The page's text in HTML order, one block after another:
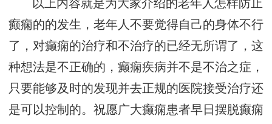
以上内容就是为大家介绍的老年人怎样防止
癫痫的的发生，老年人不要觉得自己的身体不行
了，对癫痫的治疗和不治疗的已经无所谓了，这
种想法是不正确的，癫痫疾病并不是不治之症，
只要能够及时的发现并去正规的医院接受治疗还
是可以控制的。祝愿广大癫痫患者早日摆脱癫痫